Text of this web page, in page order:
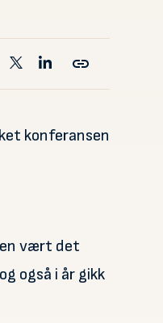
konferansen
vært det
også i år gikk